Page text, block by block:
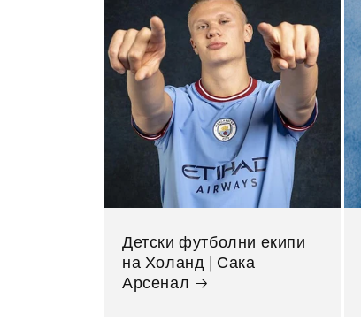
Детски футболни екипи
на Холанд | Сака
Арсенал